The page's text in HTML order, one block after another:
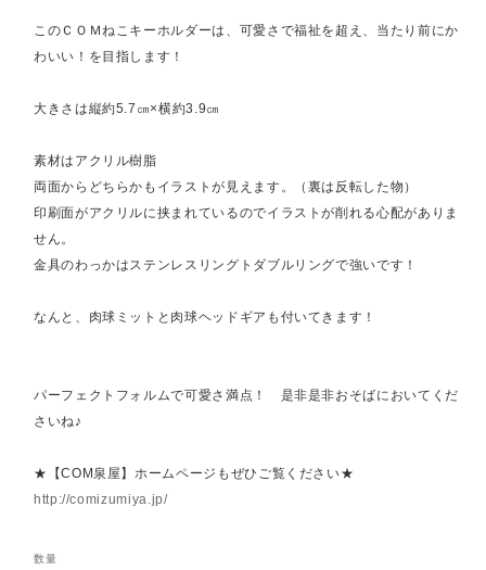
このＣＯＭねこキーホルダーは、可愛さで福祉を超え、当たり前にか
わいい！を目指します！
大きさは縦約5.7㎝×横約3.9㎝
素材はアクリル樹脂
両面からどちらかもイラストが見えます。（裏は反転した物）
印刷面がアクリルに挟まれているのでイラストが削れる心配がありま
せん。
金具のわっかはステンレスリングトダブルリングで強いです！
なんと、肉球ミットと肉球ヘッドギアも付いてきます！
パーフェクトフォルムで可愛さ満点！ 是非是非おそばにおいてくだ
さいね♪
★【COM泉屋】ホームページもぜひご覧ください★
http://comizumiya.jp/
数量